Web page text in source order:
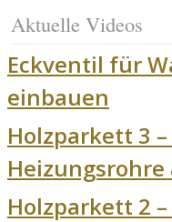
Aktuelle Videos
Eckventil für
einbauen
Holzparkett 3
Heizungsrohre
Holzparkett 2